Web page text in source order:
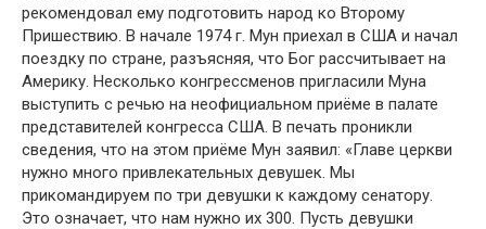
рекомендовал ему подготовить народ ко Второму
Пришествию. В начале 1974 г. Мун приехал в США и начал
поездку по стране, разъясняя, что Бог рассчитывает на
Америку. Несколько конгрессменов пригласили Муна
выступить с речью на неофициальном приёме в палате
представителей конгресса США. В печать проникли
сведения, что на этом приёме Мун заявил: «Главе церкви
нужно много привлекательных девушек. Мы
прикомандируем по три девушки к каждому сенатору.
Это означает, что нам нужно их 300. Пусть девушки